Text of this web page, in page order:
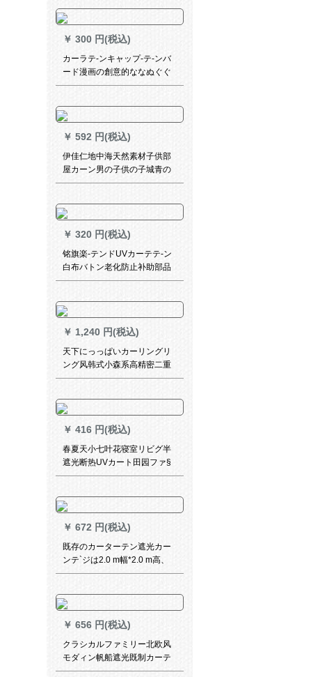
太のテープ茶70%遮光半竹カ
ーン-1平方メート価格
￥ 300 円(税込)
カーラテ-ンキャップ-テ-ンバ
ード漫画の創意的ななぬぐぐ
るのみ-ンドバーナとサールの
￥ 592 円(税込)
伊佳仁地中海天然素材子供部
屋カーン男の子供の子城青の
星韩式亜麻遮光布YJ 625 bru
￥ 320 円(税込)
铭旗楽-テンドUVカーテテ-ン
白布バトン老化防止补助部品
天象上質ベト20 m
￥ 1,240 円(税込)
天下にっっぱいカーリングリ
ング风韩式小森系高精密二重
层一体カーラテ无地刺繍糸カ
リーズシリーズシリーズシリ
ーズシリーズシリーズシリー
ズ既製カーンンシステムシス
テムシステムカーン遮光カー
ン【绿の二重】牛乳糸一体
￥ 416 円(税込)
春夏天小七叶花寝室リビグ半
遮光断热UVカート田园ファ§
ンジ高品質既制カーターテー
女史七叶花グリク幅1.5高
￥ 672 円(税込)
既存のカーターテン遮光カー
ンテ`ジは2.0 m幅*2.0 m高、
打孔1枚をインスト`ルしない
￥ 656 円(税込)
クラシカルファミリー北欧风
モダィン帆船遮光既制カーテ
オシステムシステムシステム